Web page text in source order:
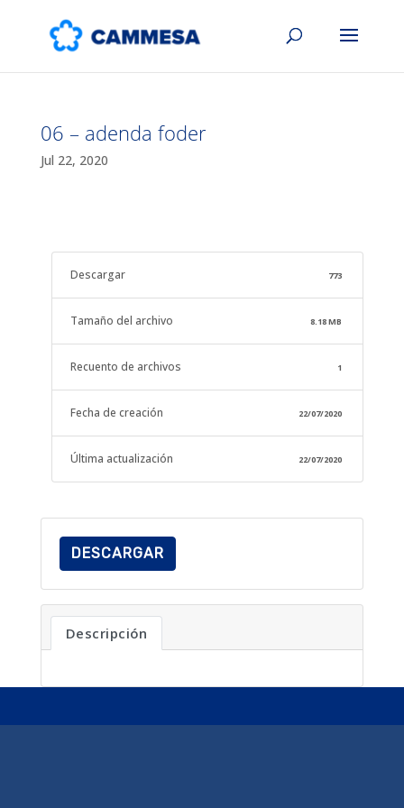
06 – adenda foder
Jul 22, 2020
Descargar 773
Tamaño del archivo 8.18 MB
Recuento de archivos 1
Fecha de creación 22/07/2020
Última actualización 22/07/2020
DESCARGAR
Descripción